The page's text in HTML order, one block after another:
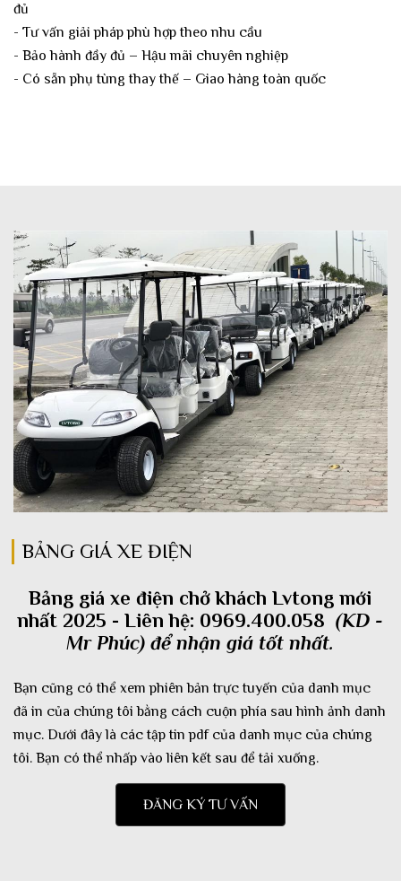
đủ
- Tư vấn giải pháp phù hợp theo nhu cầu
- Bảo hành đầy đủ – Hậu mãi chuyên nghiệp
- Có sẵn phụ tùng thay thế – Giao hàng toàn quốc
BẢNG GIÁ XE ĐIỆN
Bảng giá xe điện chở khách Lvtong mới
nhất 2025 - Liên hệ: 0969.400.058 (KD -
Mr Phúc) để nhận giá tốt nhất.
Bạn cũng có thể xem phiên bản trực tuyến của danh mục
đã in của chúng tôi bằng cách cuộn phía sau hình ảnh danh
mục. Dưới đây là các tập tin pdf của danh mục của chúng
tôi. Bạn có thể nhấp vào liên kết sau để tải xuống.
ĐĂNG KÝ TƯ VẤN